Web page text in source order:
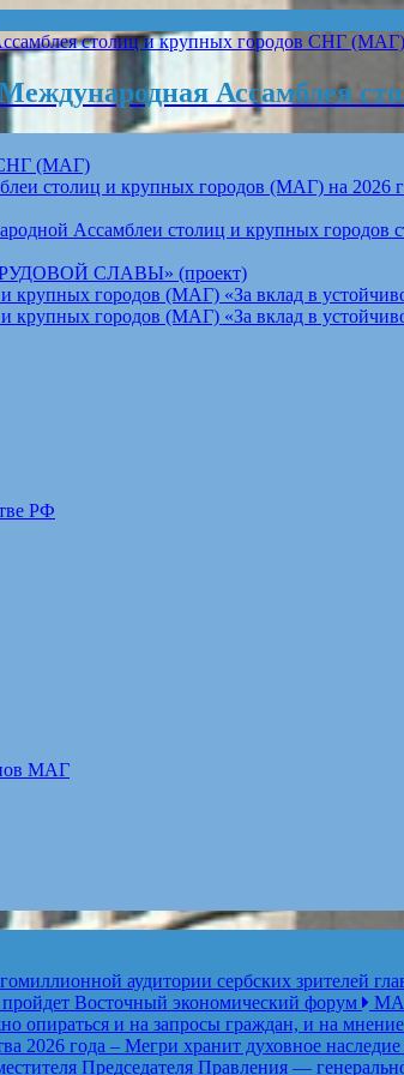
Ассамблея
СНГ (МАГ)
столиц и крупных городов (МАГ) на 2026
Ассамблеи столиц и крупных
СЛАВЫ» (проект)
городов (МАГ) «За вклад в
городов (МАГ) «За вклад в
РФ
МАГ
аудитории сербских зрителей
Восточный экономический форум
опираться и на запросы граждан, и на мнение
2026 года – Мегри хранит духовное наследие
Председателя Правления —